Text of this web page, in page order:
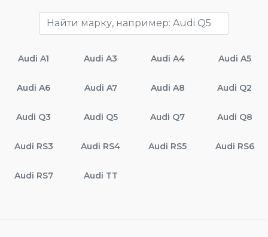
Audi A1 Audi A3 Audi A4 Audi A5
Audi A6 Audi A7 Audi A8 Audi Q2
Audi Q3 Audi Q5 Audi Q7 Audi Q8
Audi RS3 Audi RS4 Audi RS5 Audi RS6
Audi RS7 Audi TT